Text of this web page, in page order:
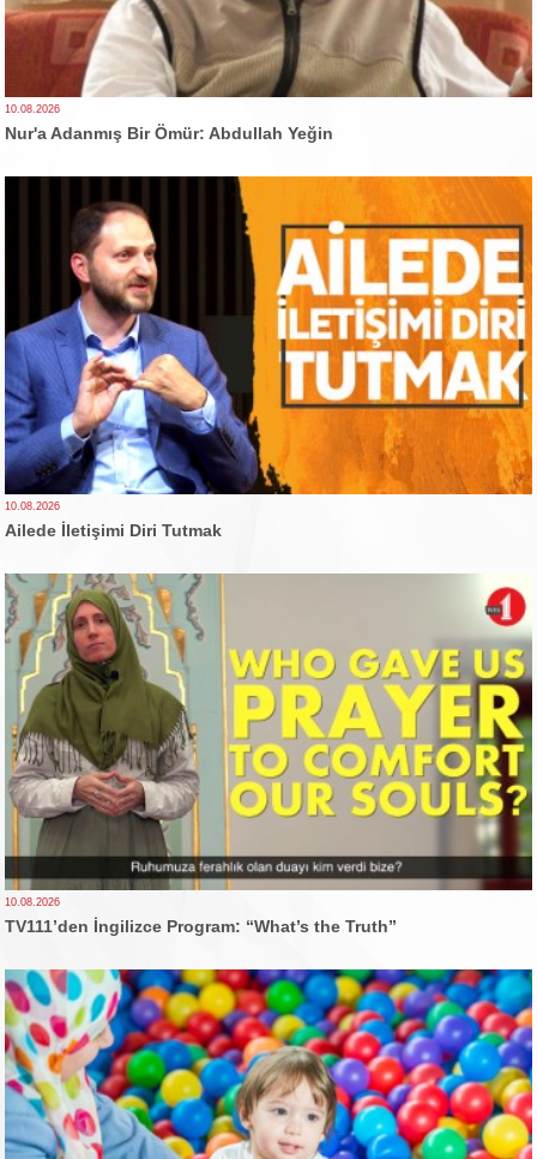
10.08.2026
Nur'a Adanmış Bir Ömür: Abdullah Yeğin
10.08.2026
Ailede İletişimi Diri Tutmak
10.08.2026
TV111’den İngilizce Program: “What’s the Truth”